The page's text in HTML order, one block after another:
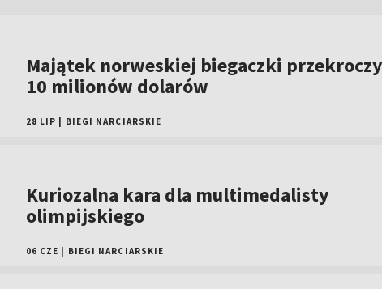
Majątek norweskiej biegaczki
10 milionów dolarów
28 LIP BIEGI NARCIARSKIE
Kuriozalna kara dla multimedalisty
olimpijskiego
06 CZE BIEGI NARCIARSKIE